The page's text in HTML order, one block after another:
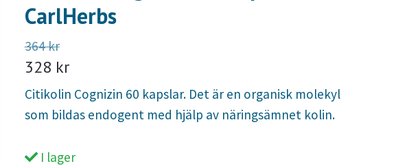
CarlHerbs
364 kr
328 kr
Citikolin Cognizin 60 kapslar. Det är en organisk molekyl
som bildas endogent med hjälp av näringsämnet kolin.
I lager